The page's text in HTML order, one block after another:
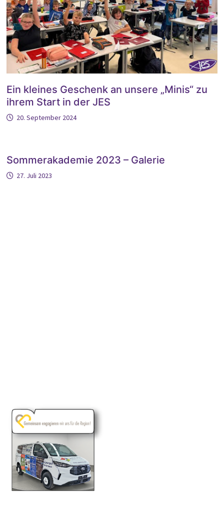
Ein kleines Geschenk an unsere „Minis“ zu
ihrem Start in der JES
20. September 2024
Sommerakademie 2023 – Galerie
27. Juli 2023